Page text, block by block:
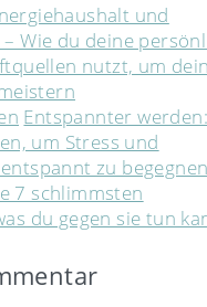
und
Wie du deine
nutzt, um
Entspannter
um Stress und
zu
7 schlimmsten
du gegen sie tun